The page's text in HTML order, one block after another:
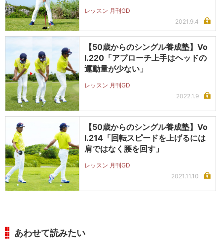
レッスン 月刊GD
2021.9.4
【50歳からのシングル養成塾】Vo
l.220「アプローチ上手はヘッドの
運動量が少ない」
レッスン 月刊GD
2022.1.9
【50歳からのシングル養成塾】Vo
l.214「回転スピードを上げるには
肩ではなく腰を回す」
レッスン 月刊GD
2021.11.10
あわせて読みたい